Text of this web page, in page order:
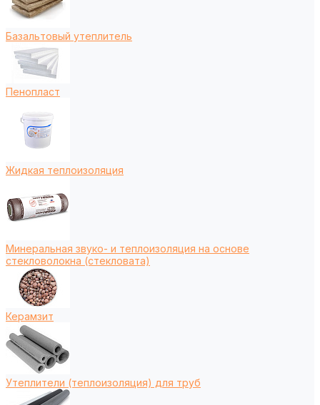
Базальтовый утеплитель
Пенопласт
Жидкая теплоизоляция
Минеральная звуко- и теплоизоляция на основе
стекловолокна (стекловата)
Керамзит
Утеплители (теплоизоляция) для труб